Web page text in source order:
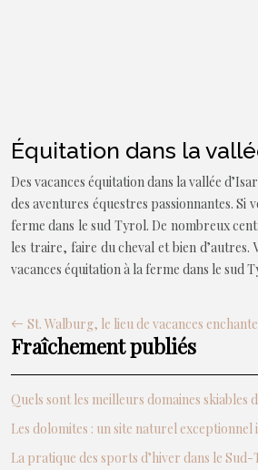
Équitation dans la
Des vacances équitation dans la vallée
des aventures équestres passionnantes. Si
ferme dans le sud Tyrol. De nombreux
les traire, faire du cheval et bien d’autres.
vacances équitation à la ferme dans le sud
St. Walburg, le lieu de vacances
Fraîchement publiés
Quels sont les meilleurs domaines skiables
Les dolomites : un site naturel
La pratique des sports d’hiver dans le